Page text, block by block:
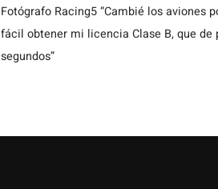
Fotógrafo Racing5 “Cambié los aviones
fácil obtener mi licencia Clase B, que
segundos”